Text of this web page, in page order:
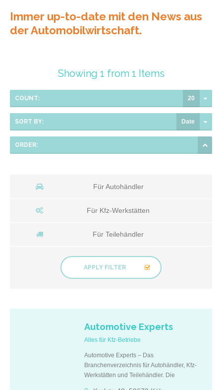
Immer up-to-date mit den News aus
der Automobilwirtschaft.
Showing 1 from 1 Items
COUNT: 20
SORT BY: Date
ORDER:
Für Autohändler
Für Kfz-Werkstätten
Für Teilehändler
APPLY FILTER
Automotive Experts
Alles für Kfz-Betriebe
Automotive Experts – Das
Branchenverzeichnis für Autohändler, Kfz-
Werkstätten und Teilehändler. Die